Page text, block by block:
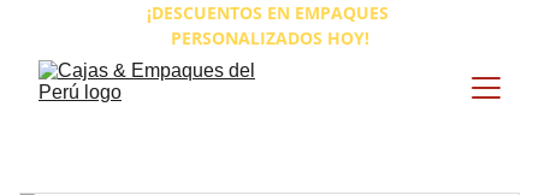
¡DESCUENTOS EN EMPAQUES
PERSONALIZADOS HOY!